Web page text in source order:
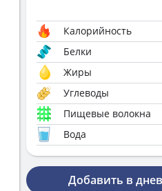
Калорийность
Белки
Жиры
Углеводы
Пищевые волокна
Вода
Добавить в